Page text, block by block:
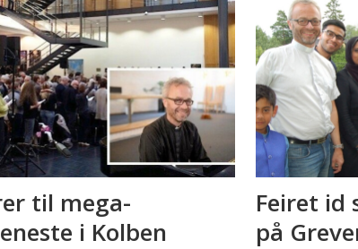
til mega-
i Kolben
Feiret id
på